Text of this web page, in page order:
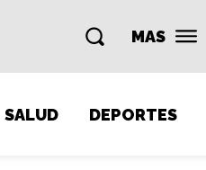
MAS
SALUD DEPORTES